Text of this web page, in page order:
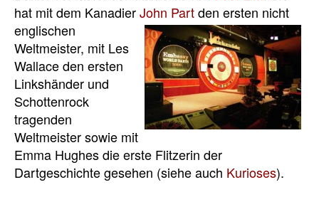
hat mit dem KanadierJohn Partden ersten nicht
englischen
Weltmeister, mit Les
Wallaceden ersten
Linkshänder und
Schottenrock
tragenden
Weltmeister sowie mit
Emma Hughes die erste Flitzerin der
Dartgeschichte gesehen (siehe auch Kurioses).